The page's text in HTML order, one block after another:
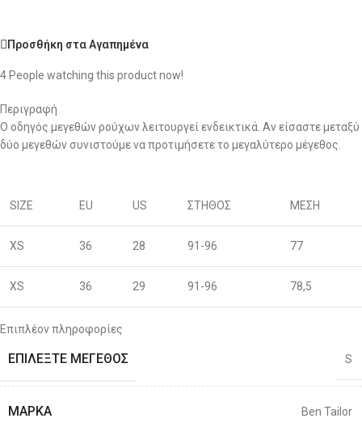
Προσθήκη στα Αγαπημένα
4 People watching this product now!
Περιγραφή
Ο οδηγός μεγεθών ρούχων λειτουργεί ενδεικτικά. Αν είσαστε μεταξύ
δύο μεγεθών συνιστούμε να προτιμήσετε το μεγαλύτερο μέγεθος.
SIZE EU US ΣΤΗΘΟΣ ΜΕΣΗ
XS 36 28 91-96 77
XS 36 29 91-96 78,5
S 38
S 40
M 83
Επιπλέον πληροφορίες
ΕΠΙΛΈΞΤΕ ΜΈΓΕΘΟΣ S
ΜΆΡΚΑ Ben Tailor